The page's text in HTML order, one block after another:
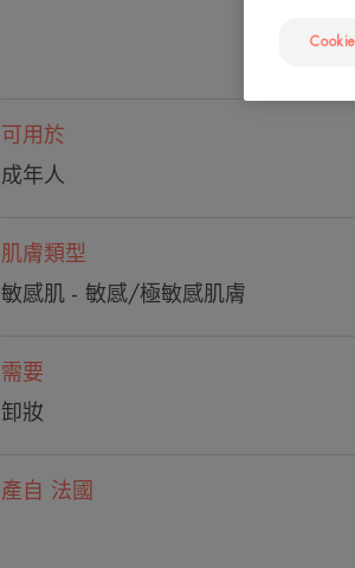
可用於
成年人
肌膚類型
敏感肌 - 敏感/極敏感肌膚
需要
卸妝
產自 法國